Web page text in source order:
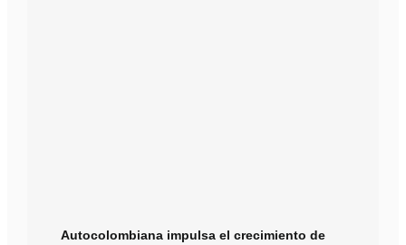
Autocolombiana impulsa el crecimiento de